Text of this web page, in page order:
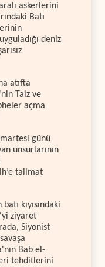
askerlerini
Batı
deniz
atıfta
Taiz ve
açma
günü
unsurlarının
talimat
kıyısındaki
ziyaret
Siyonist
Bab el-
tehditlerini